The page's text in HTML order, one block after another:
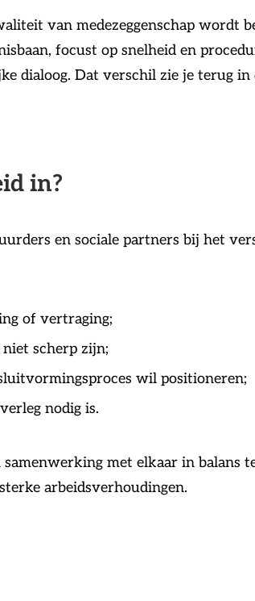
van medezeggenschap wordt
focust op snelheid en
dialoog. Dat verschil zie je terug
in?
en sociale partners bij het
of vertraging;
scherp zijn;
wil positioneren;
nodig is.
met elkaar in balans
arbeidsverhoudingen.